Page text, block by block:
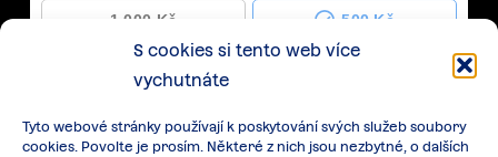
S cookies si tento web více
vychutnáte
Tyto webové stránky používají k poskytování svých služeb soubory
cookies. Povolte je prosím. Některé z nich jsou nezbytné, o dalších